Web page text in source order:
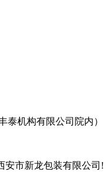
泰机构有限公司院内）
安市新龙包装有限公司!